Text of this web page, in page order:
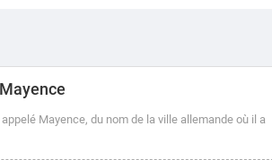
Mayence, du nom de la ville allemande où il a